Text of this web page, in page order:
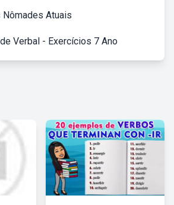
Atuais
Verbal - Exercícios 7 Ano